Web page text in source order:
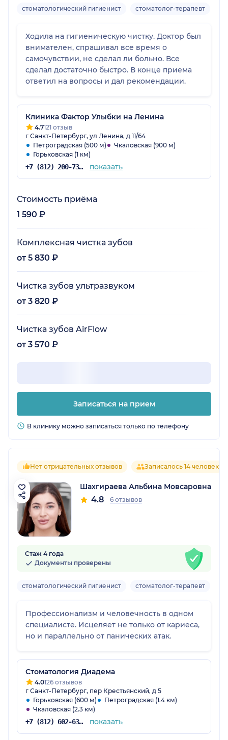
стоматологический гигиенист стоматолог-терапевт
Ходила на гигиеническую чистку. Доктор был
внимателен, спрашивал все время о
самочувствии, не сделал ли больно. Все
сделал достаточно быстро. В конце приема
ответил на вопросы и дал рекомендации.
Клиника Фактор Улыбки на Ленина
4.7121 отзыв
г Санкт-Петербург, ул Ленина, д 11/64
Петроградская (500 м)
Чкаловская (900 м)
Горьковская (1 км)
+7 (812) 200-73-56 показать
Стоимость приёма
1 590 ₽
Комплексная чистка зубов
от 5 830 ₽
Чистка зубов ультразвуком
от 3 820 ₽
Чистка зубов AirFlow
от 3 570 ₽
Записаться на прием
В клинику можно записаться только по телефону
Нет отрицательных отзывов Записалось 14 человек
Шахгираева Альбина Мовсаровна
4.8 6 отзывов
Стаж 4 года
Документы проверены
стоматологический гигиенист стоматолог-терапевт
Профессионализм и человечность в одном
специалисте. Исцеляет не только от кариеса,
но и параллельно от панических атак.
Стоматология Диадема
4.0126 отзывов
г Санкт-Петербург, пер Крестьянский, д 5
Горьковская (600 м)
Петроградская (1.4 км)
Чкаловская (2.3 км)
+7 (812) 602-63-48 показать